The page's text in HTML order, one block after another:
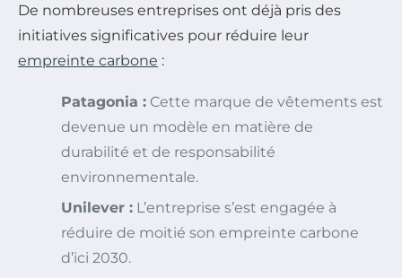
De nombreuses entreprises ont déjà pris des
initiatives significatives pour réduire leur
empreinte carbone :
Patagonia : Cette marque de vêtements est
devenue un modèle en matière de
durabilité et de responsabilité
environnementale.
Unilever : L’entreprise s’est engagée à
réduire de moitié son empreinte carbone
d’ici 2030.